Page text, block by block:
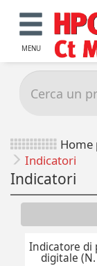
MENU
Home
Indicatori
Indicatori
Indicatore di
digitale